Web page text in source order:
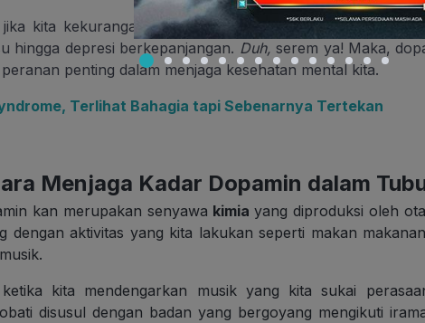
kita kekurangan dopamin di dalam tubuh, akan
hingga depresi berkepanjangan. Duh,serem ya! Maka,
penting dalam menjaga kesehatan mental kita.
Terlihat Bahagia tapi Sebenarnya Tertekan
Menjaga Kadar Dopamin dalam
kan merupakan senyawa kimiayang diproduksi oleh
dengan aktivitas yang kita lakukan seperti makan
kita mendengarkan musik yang kita sukai
disusul dengan badan yang bergoyang mengikuti